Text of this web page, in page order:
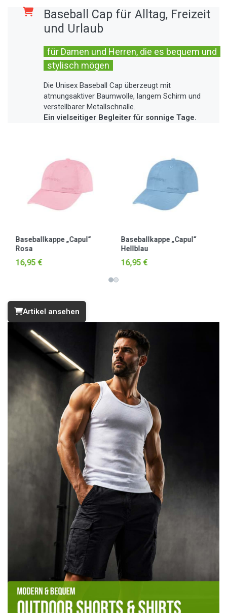
Baseball Cap für Alltag, Freizeit
und Urlaub
für Damen und Herren, die es bequem und
stylisch mögen
Die Unisex Baseball Cap überzeugt mit
atmungsaktiver Baumwolle, langem Schirm und
verstellbarer Metallschnalle.
Ein vielseitiger Begleiter für sonnige Tage.
Baseballkappe „Capul“
Baseballkappe
Artikel ansehen